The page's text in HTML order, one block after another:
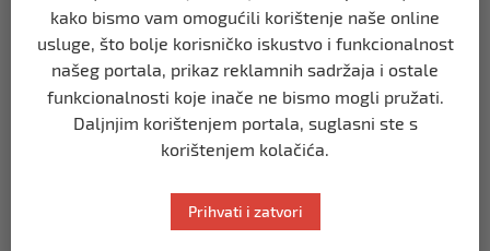
KOLIKO LI JE SVJETOVA UBIJENO U
SREBRENICI, VIŠEGRADU, BILJANIMA,
PRIJEDORU, KOZARCU?
prije 3 tjedna
OBILJEŽAVANJU 34. GODIŠNJICE ZLOČINA
U BILJANIMA
kako bismo vam omogućili korištenje naše online
usluge, što bolje korisničko iskustvo i funkcionalnost
našeg portala, prikaz reklamnih sadržaja i ostale
funkcionalnosti koje inače ne bismo mogli pružati.
Daljnjim korištenjem portala, suglasni ste s
korištenjem kolačića.
Prihvati i zatvori